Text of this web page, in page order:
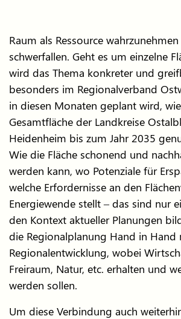
Raum als Ressource
schwerfallen. Geht es um einzelne
wird das Thema konkreter und
besonders im Regionalverband
in diesen Monaten geplant wird,
Gesamtfläche der Landkreise
Heidenheim bis zum Jahr 2035
Wie die Fläche schonend und
werden kann, wo Potenziale für
welche Erfordernisse an den
Energiewende stellt – das sind nur
den Kontext aktueller Planungen
die Regionalplanung Hand in Hand
Regionalentwicklung, wobei
Freiraum, Natur, etc. erhalten und
werden sollen.
Um diese Verbindung auch